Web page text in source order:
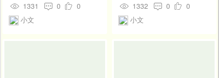
1331
0
0
小文
1332
0
0
小文